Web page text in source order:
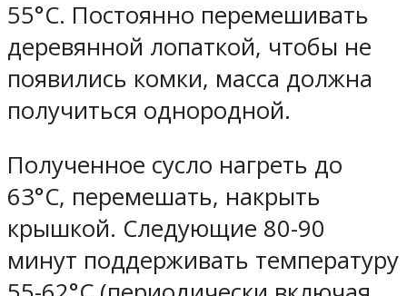
55°C. Постоянно перемешивать
деревянной лопаткой, чтобы не
появились комки, масса должна
получиться однородной.
Полученное сусло нагреть до
63°C, перемешать, накрыть
крышкой. Следующие 80-90
минут поддерживать температуру